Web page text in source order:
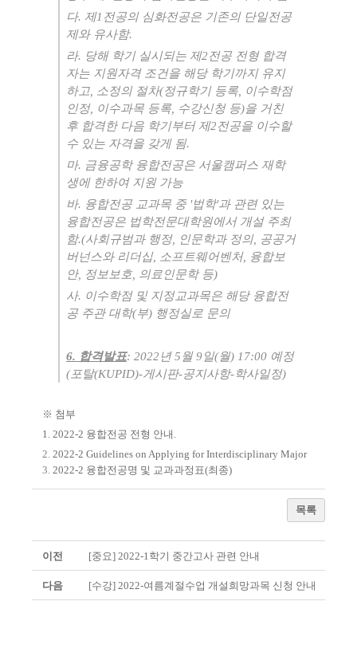
다. 제1 전공의 심화전공은 기존의 단일전공
제와 유사함.
라. 당해 학기 실시되는 제2전공 전형 합격
자는 지원자격 조건을 해당 학기까지 유지
하고, 소정의 절차(정규학기 등록, 이수학점
인정, 이수과목 등록, 수강신청 등)을 거친
후 합격한 다음 학기부터 제2전공을 이수할
수 있는 자격을 갖게 됨.
마. 금융공학 융합전공은 서울캠퍼스 재학
생에 한하여 지원 가능
바. 융합전공 교과목 중 '법학'과 관련 있는
융합전공은 법학전문대학원에서 개설 주최
함.(사회규범과 행정, 인문학과 정의, 공공거
버넌스와 리더십, 소프트웨어벤처, 융합보
안, 정보보호, 의료인문학 등)
사. 이수학점 및 지정교과목은 해당 융합전
공 주관 대학(부) 행정실로 문의
6. 합격발표: 2022 년5월9일(월) 17:00 예정
(포탈(KUPID)-게시판-공지사항-학사일정)
※ 첨부
1. 2022-2 융합전공 전형 안내.
2. 2022-2 Guidelines on Applying for Interdisciplinary Major
3. 2022-2 융합전공명 및 교과과정표(최종)
목록
이전 [중요] 2022-1학기 중간고사 관련 안내
다음 [수강] 2022-여름계절수업 개설희망과목 신청 안내